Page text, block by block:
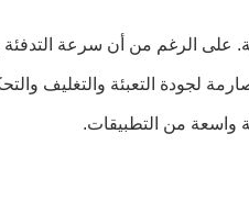
على الرغم من أن سرعة
لجودة التعبئة والتغليف
واسعة من التطبيقات.